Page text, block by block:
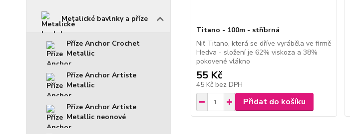
Metalické bavlnky a příze
Příze Anchor Crochet
Metallic
Příze Anchor Artiste
Metallic
Příze Anchor Artiste
Metallic neonové
Titano - 100m - stříbrná
Niť Titano, která se dříve vyráběla ve firmě
Hedva - složení je 62% viskoza a 38%
pokovené vlákno
55 Kč
45 Kč bez DPH
Přidat do košíku